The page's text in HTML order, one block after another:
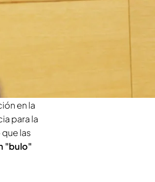
y
sí
de la
en la
para la
las
"bulo"